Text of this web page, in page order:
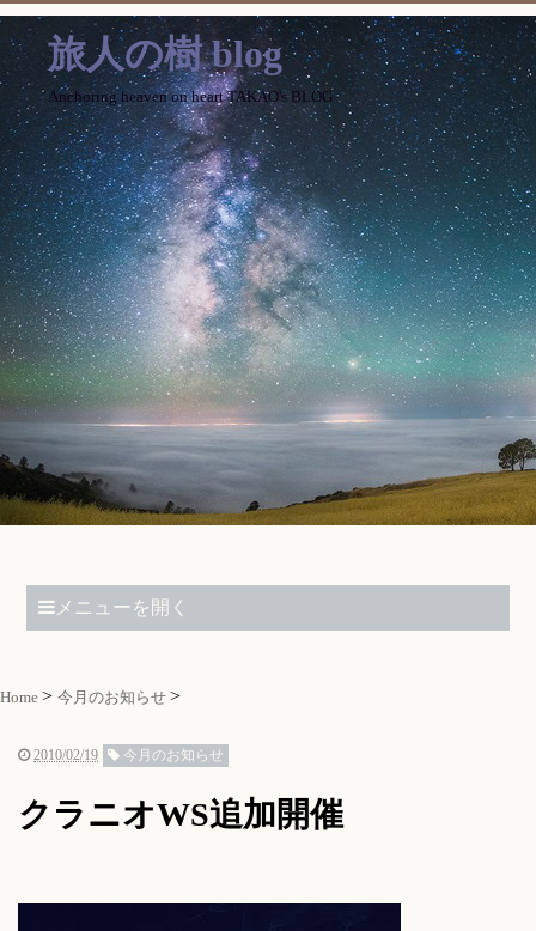
旅人の樹 blog
Anchoring heaven on heart TAKAO's BLOG
メニューを開く
Home 今月のお知らせ
2010/02/19 今月のお知らせ
クラニオWS追加開催